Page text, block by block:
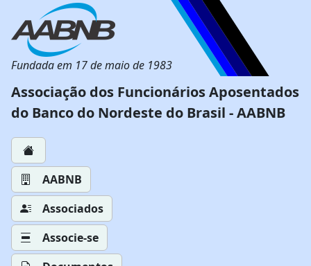
Fundada em 17 de maio de 1983
Associação dos Funcionários Aposentados
do Banco do Nordeste do Brasil - AABNB
AABNB
Associados
Associe-se